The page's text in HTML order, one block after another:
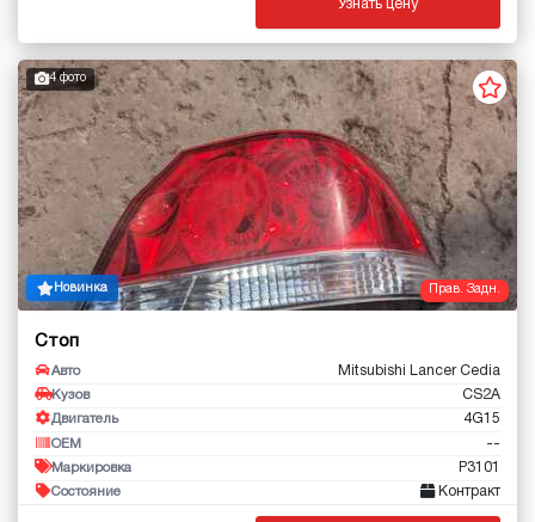
Узнать цену
Прав. Задн.
4 фото
Новинка
Стоп
Авто Mitsubishi Lancer Cedia
Кузов CS2A
Двигатель 4G15
OEM --
Маркировка P3101
Состояние Контракт